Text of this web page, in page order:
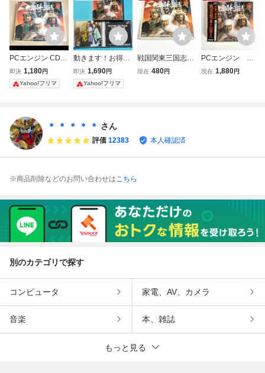
PCエンジン CD-R
OM2 戦国関東三
国志
即決 1,180円
Yahoo!フリマ
動きます！お得P
CエンジンCD-RO
M2『戦国関東三
国志』『横山光輝
体験ソフト集』
即決 1,690円
Yahoo!フリマ
戦国関東三国志
【箱・説明書有
現在 480円
PCエンジン ソ
フト 戦国関東三
現在 1,880円
＊ ＊ ＊ ＊ ＊ さん
評価 12383 本人確認済
※商品削除などのお問い合わせはこちら
別のカテゴリで探す
コンピュータ 家電、AV、カメラ
音楽 本、雑誌
もっと見る